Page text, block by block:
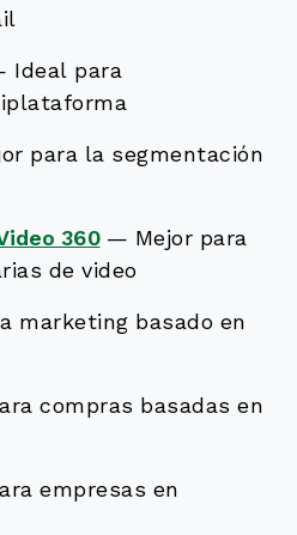
Ideal para
para la segmentación
360 — Mejor para
de video
marketing basado en
compras basadas en
empresas en